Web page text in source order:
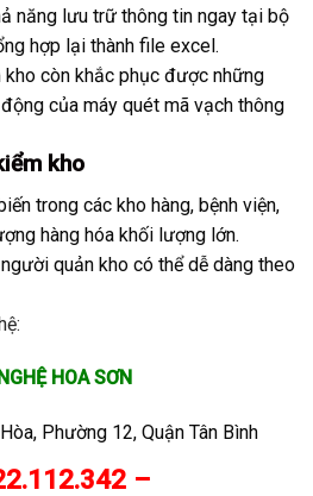
năng lưu trữ thông tin ngay tại bộ
hợp lại thành file excel.
còn khắc phục được những
của máy quét mã vạch thông
kho
trong các kho hàng, bệnh viện,
hàng hóa khối lượng lớn.
quản kho có thể dễ dàng theo
HOA SƠN
Phường 12, Quận Tân Bình
–